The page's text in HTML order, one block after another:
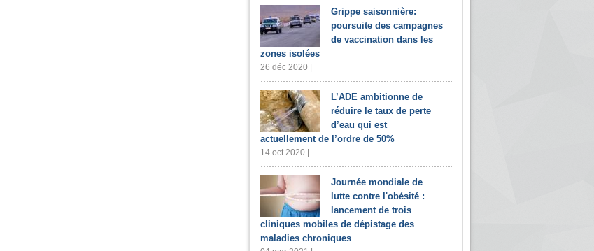
Grippe saisonnière:
poursuite des campagnes
de vaccination dans les
zones isolées
26 déc 2020 |
L’ADE ambitionne de
réduire le taux de perte
d’eau qui est
actuellement de l’ordre de 50%
14 oct 2020 |
Journée mondiale de
lutte contre l'obésité :
lancement de trois
cliniques mobiles de dépistage des
maladies chroniques